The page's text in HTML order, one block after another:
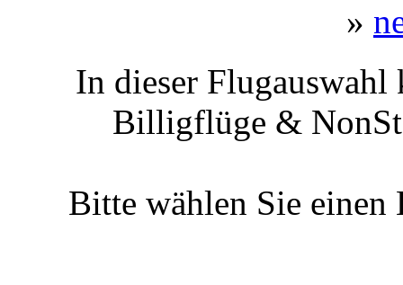
»
In dieser
Billigflüge &
Bitte wählen Sie